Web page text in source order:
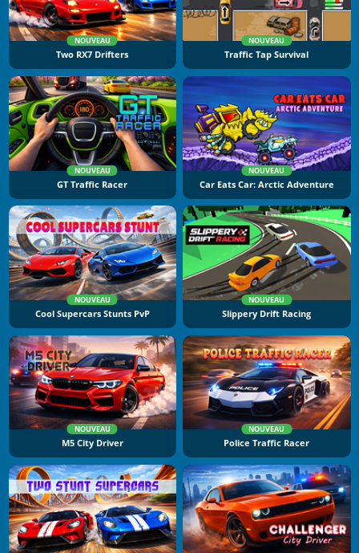
NOUVEAU
Two RX7 Drifters
NOUVEAU
Traffic Tap Survival
NOUVEAU
GT Traffic Racer
NOUVEAU
Car Eats Car: Arctic Adventure
NOUVEAU
Cool Supercars Stunts PvP
NOUVEAU
Slippery Drift Racing
NOUVEAU
M5 City Driver
NOUVEAU
Police Traffic Racer